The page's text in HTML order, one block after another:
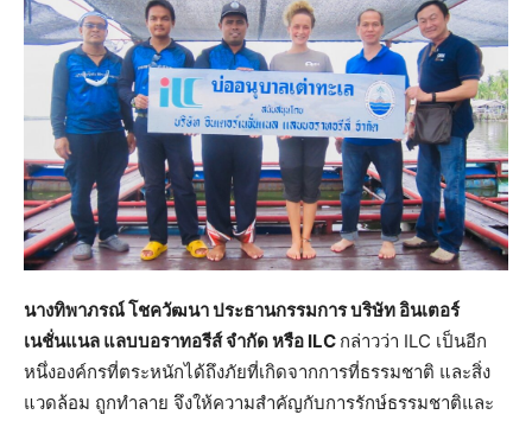
นางทิพาภรณ์ โชควัฒนา ประธานกรรมการ บริษัท อินเตอร์
เนชั่นแนล แลบบอราทอรีส์ จำกัด หรือ ILC กล่าวว่า ILC เป็นอีก
หนึ่งองค์กรที่ตระหนักได้ถึงภัยที่เกิดจากการที่ธรรมชาติ และสิ่ง
แวดล้อม ถูกทำลาย จึงให้ความสำคัญกับการรักษ์ธรรมชาติและ